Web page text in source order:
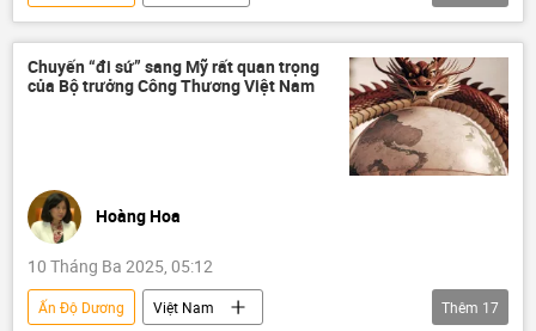
cuộc tập trận Cobra Gold
Châu Á - Thái Bình Dương
ASEAN
Hội nghị thượng đỉnh ASEAN
Thái Lan
Quan điểm-Ý kiến
cuộc tập trận
Chuyến “đi sứ” sang Mỹ rất quan trọng
của Bộ trưởng Công Thương Việt Nam
Hoàng Hoa
10 Tháng Ba 2025, 05:12
Ấn Độ Dương
Việt Nam
Thêm 17